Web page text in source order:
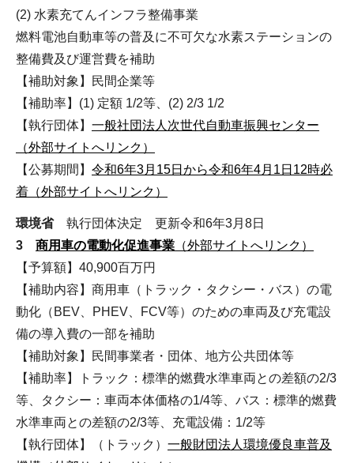
(2) 水素充てんインフラ整備事業
燃料電池自動車等の普及に不可欠な水素ステーションの
整備費及び運営費を補助
【補助対象】民間企業等
【補助率】(1) 定額 1/2等、(2) 2/3 1/2
【執行団体】 一般社団法人次世代自動車振興センター
（外部サイトへリンク）
【公募期間】 令和6年3月15日から令和6年4月1日12時必
着（外部サイトへリンク）
環境省執行団体決定 更新令和6年3月8日
3 商用車の電動化促進事業 （外部サイトへリンク）
【予算額】40,900百万円
【補助内容】商用車（トラック・タクシー・バス）の電
動化（BEV、PHEV、FCV等）のための車両及び充電設
備の導入費の一部を補助
【補助対象】民間事業者・団体、地方公共団体等
【補助率】トラック：標準的燃費水準車両との差額の2/3
等、タクシー：車両本体価格の1/4等、バス：標準的燃費
水準車両との差額の2/3等、充電設備：1/2等
【執行団体】（トラック） 一般財団法人環境優良車普及